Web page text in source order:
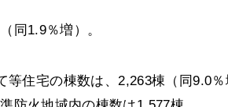
同1.9％増）。
住宅の棟数は、2,263棟（同9.0％